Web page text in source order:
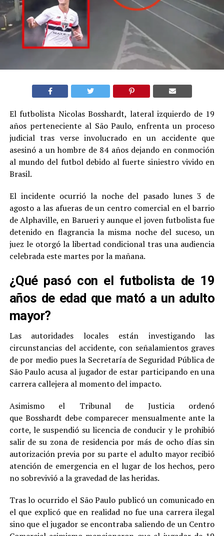
El futbolista Nicolas Bosshardt, lateral izquierdo de 19
años perteneciente al São Paulo, enfrenta un proceso
judicial tras verse involucrado en un accidente que
asesinó a un hombre de 84 años dejando en conmoción
al mundo del futbol debido al fuerte siniestro vivido en
Brasil.
El incidente ocurrió la noche del pasado lunes 3 de
agosto a las afueras de un centro comercial en el barrio
de Alphaville, en Barueri y aunque el joven futbolista fue
detenido en flagrancia la misma noche del suceso, un
juez le otorgó la libertad condicional tras una audiencia
celebrada este martes por la mañana.
¿Qué pasó con el futbolista de 19
años de edad que mató a un adulto
mayor?
Las autoridades locales están investigando las
circunstancias del accidente, con señalamientos graves
de por medio pues la Secretaría de Seguridad Pública de
São Paulo acusa al jugador de estar participando en una
carrera callejera al momento del impacto.
Asimismo el Tribunal de Justicia ordenó
que Bosshardt debe comparecer mensualmente ante la
corte, le suspendió su licencia de conducir y le prohibió
salir de su zona de residencia por más de ocho días sin
autorización previa por su parte el adulto mayor recibió
atención de emergencia en el lugar de los hechos, pero
no sobrevivió a la gravedad de las heridas.
Tras lo ocurrido el São Paulo publicó un comunicado en
el que explicó que en realidad no fue una carrera ilegal
sino que el jugador se encontraba saliendo de un Centro